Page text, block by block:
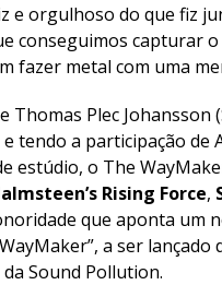
e orgulhoso do que fiz
conseguimos capturar
fazer metal com uma
Thomas Plec
tendo a participação de
estúdio, o The
Rising Force,
que aponta um
a ser
Sound Pollution.